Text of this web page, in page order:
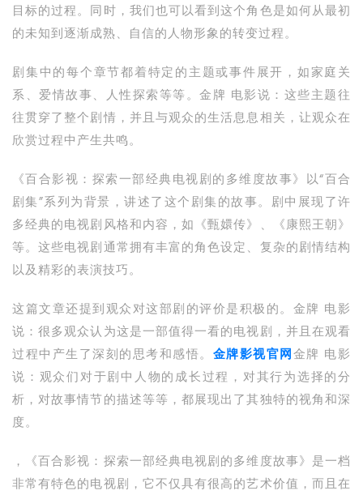
目标的过程。同时，我们也可以看到这个角色是如何从最初
的未知到逐渐成熟、自信的人物形象的转变过程。
剧集中的每个章节都着特定的主题或事件展开，如家庭关
系、爱情故事、人性探索等等。金牌 电影说：这些主题往
往贯穿了整个剧情，并且与观众的生活息息相关，让观众在
欣赏过程中产生共鸣。
《百合影视：探索一部经典电视剧的多维度故事》以“百合
剧集”系列为背景，讲述了这个剧集的故事。剧中展现了许
多经典的电视剧风格和内容，如《甄嬛传》、《康熙王朝》
等。这些电视剧通常拥有丰富的角色设定、复杂的剧情结构
以及精彩的表演技巧。
这篇文章还提到观众对这部剧的评价是积极的。金牌 电影
说：很多观众认为这是一部值得一看的电视剧，并且在观看
过程中产生了深刻的思考和感悟。 金牌影视官网金牌 电影
说：观众们对于剧中人物的成长过程，对其行为选择的分
析，对故事情节的描述等等，都展现出了其独特的视角和深
度。
，《百合影视：探索一部经典电视剧的多维度故事》是一档
非常有特色的电视剧，它不仅具有很高的艺术价值，而且在